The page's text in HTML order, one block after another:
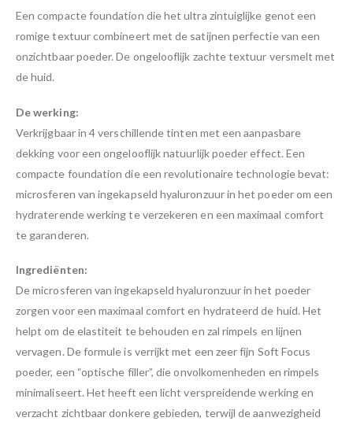
Een compacte foundation die het ultra zintuiglijke genot een
romige textuur combineert met de satijnen perfectie van een
onzichtbaar poeder. De ongelooflijk zachte textuur versmelt met
de huid.
De werking:
Verkrijgbaar in 4 verschillende tinten met een aanpasbare
dekking voor een ongelooflijk natuurlijk poeder effect. Een
compacte foundation die een revolutionaire technologie bevat:
microsferen van ingekapseld hyaluronzuur in het poeder om een
hydraterende werking te verzekeren en een maximaal comfort
te garanderen.
Ingrediënten:
De microsferen van ingekapseld hyaluronzuur in het poeder
zorgen voor een maximaal comfort en hydrateerd de huid. Het
helpt om de elastiteit te behouden en zal rimpels en lijnen
vervagen. De formule is verrijkt met een zeer fijn Soft Focus
poeder, een “optische filler”, die onvolkomenheden en rimpels
minimaliseert. Het heeft een licht verspreidende werking en
verzacht zichtbaar donkere gebieden, terwijl de aanwezigheid